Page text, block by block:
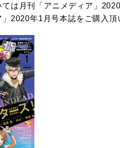
は月刊「アニメディア」
2020年1月号本誌をご購入頂